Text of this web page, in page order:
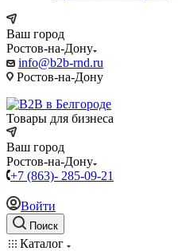
Ваш город
Ростов-на-Дону
info@b2b-rnd.ru
Ростов-на-Дону
Товары для бизнеса
Ваш город
Ростов-на-Дону
+7 (863)- 285-09-21
Войти
Поиск
Каталог